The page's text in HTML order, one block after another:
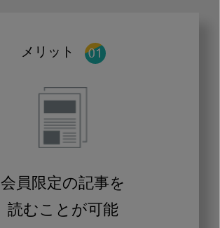
メリット
会員限定の記事を
読むことが可能